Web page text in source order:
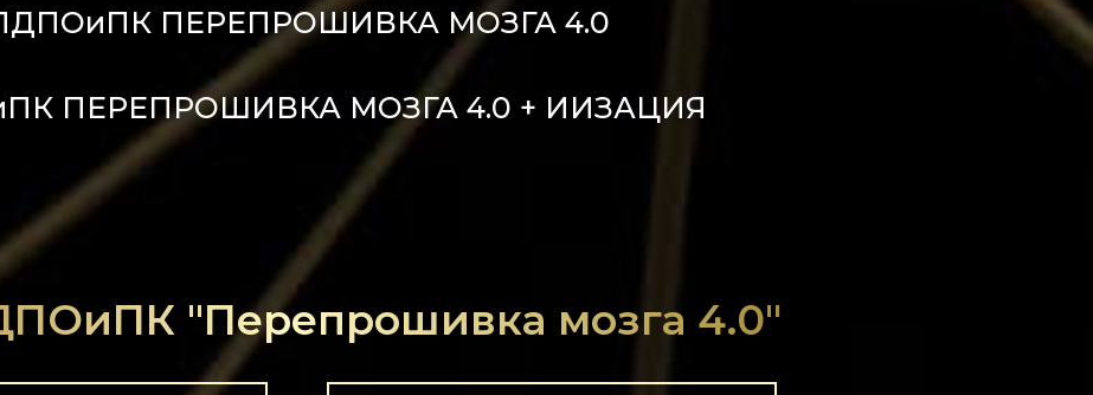
ПЕРЕПРОШИВКА МОЗГА 4.0
ПЕРЕПРОШИВКА МОЗГА 4.0 + ИИЗАЦИЯ
"Перепрошивка мозга 4.0"